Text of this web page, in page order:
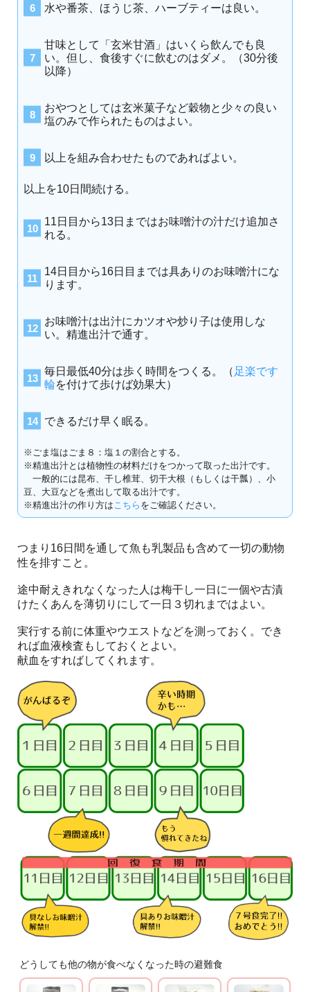
水や番茶、ほうじ茶、ハーブティーは良い。
甘味として「玄米甘酒」はいくら飲んでも良
い。但し、食後すぐに飲むのはダメ。（30分後
以降）
おやつとしては玄米菓子など穀物と少々の良い
塩のみで作られたものはよい。
以上を組み合わせたものであればよい。
以上を10日間続ける。
11日目から13日まではお味噌汁の汁だけ追加さ
れる。
14日目から16日目までは具ありのお味噌汁にな
ります。
お味噌汁は出汁にカツオや炒り子は使用しな
い。精進出汁で通す。
毎日最低40分は歩く時間をつくる。（ 足楽です
輪を付けて歩けば効果大）
できるだけ早く眠る。
※ごま塩はごま８：塩１の割合とする。
※精進出汁とは植物性の材料だけをつかって取った出汁です。
一般的には昆布、干し椎茸、切干大根（もしくは干瓢）、小
豆、大豆などを煮出して取る出汁です。
※精進出汁の作り方は こちら をご確認ください。
つまり16日間を通して魚も乳製品も含めて一切の動物
性を排すこと。
途中耐えきれなくなった人は梅干し一日に一個や古漬
けたくあんを薄切りにして一日３切れまではよい。
実行する前に体重やウエストなどを測っておく。でき
れば血液検査もしておくとよい。
献血をすればしてくれます。
どうしても他の物が食べなくなった時の避難食